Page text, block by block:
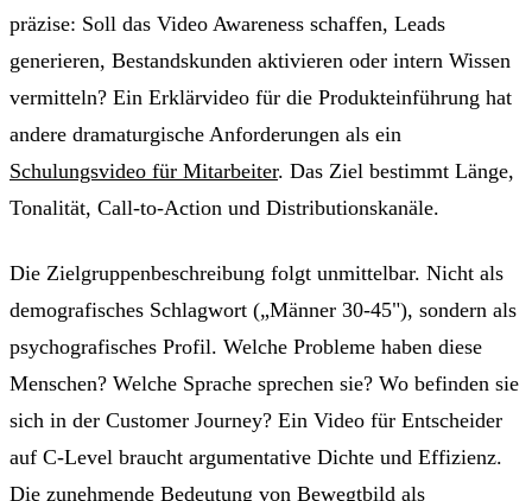
präzise: Soll das Video Awareness schaffen, Leads
generieren, Bestandskunden aktivieren oder intern Wissen
vermitteln? Ein Erklärvideo für die Produkteinführung hat
andere dramaturgische Anforderungen als ein
Schulungsvideo für Mitarbeiter. Das Ziel bestimmt Länge,
Tonalität, Call-to-Action und Distributionskanäle.
Die Zielgruppenbeschreibung folgt unmittelbar. Nicht als
demografisches Schlagwort („Männer 30-45"), sondern als
psychografisches Profil. Welche Probleme haben diese
Menschen? Welche Sprache sprechen sie? Wo befinden sie
sich in der Customer Journey? Ein Video für Entscheider
auf C-Level braucht argumentative Dichte und Effizienz.
Die zunehmende Bedeutung von Bewegtbild als